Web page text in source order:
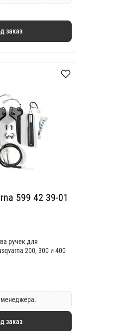
заказ
599 42 39-01
ручек для
200, 300 и 400
менеджера.
заказ